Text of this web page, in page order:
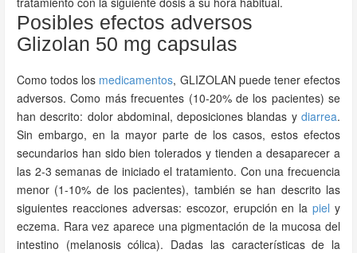
Posibles efectos adversos
Glizolan 50 mg capsulas
Como todos los medicamentos, GLIZOLAN puede tener efectos
adversos. Como más frecuentes (10-20% de los pacientes) se
han descrito: dolor abdominal, deposiciones blandas y diarrea.
Sin embargo, en la mayor parte de los casos, estos efectos
secundarios han sido bien tolerados y tienden a desaparecer a
las 2-3 semanas de iniciado el tratamiento. Con una frecuencia
menor (1-10% de los pacientes), también se han descrito las
siguientes reacciones adversas: escozor, erupción en lapiel y
eczema. Rara vez aparece una pigmentación de la mucosa del
intestino (melanosis cólica). Dadas las características de la